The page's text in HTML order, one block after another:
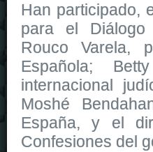
Han participado,
para el Diálogo
Rouco Varela,
Española;
internacional
Moshé
España, y el
Confesiones del